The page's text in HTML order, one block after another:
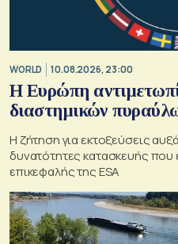
WORLD 10.08.2026, 23:00
Η Ευρώπη
διαστημικών
Η ζήτηση για εκτοξεύσεις
δυνατότητες κατασκευής που
επικεφαλής της ESA